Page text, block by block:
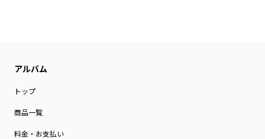
トップ
商品一覧
料金・お支払い